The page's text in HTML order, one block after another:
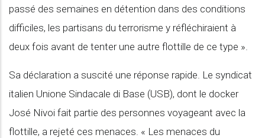
passé des semaines en détention dans des conditions
difficiles, les partisans du terrorisme y réfléchiraient à
deux fois avant de tenter une autre flottille de ce type ».
Sa déclaration a suscité une réponse rapide. Le syndicat
italien Unione Sindacale di Base (USB), dont le docker
José Nivoi fait partie des personnes voyageant avec la
flottille, a rejeté ces menaces. « Les menaces du